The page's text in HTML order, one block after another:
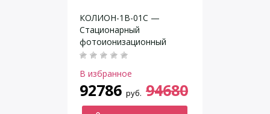
КОЛИОН-1В-01С —
Стационарный
фотоионизационный
газоанализатор
В избранное
92786 руб. 94680